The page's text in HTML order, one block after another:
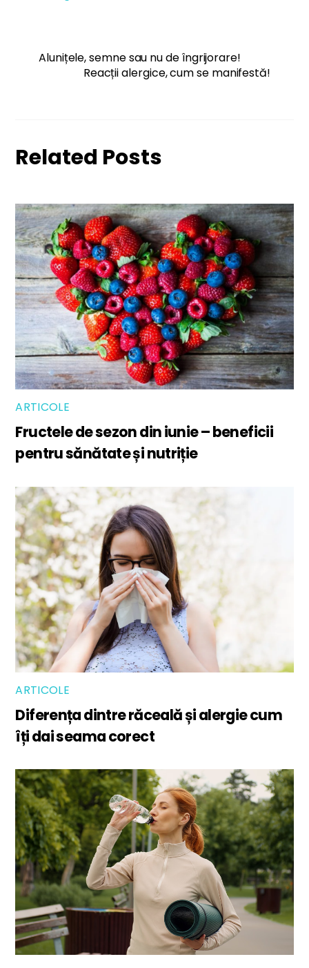
Alunițele, semne sau nu de îngrijorare!
Reacții alergice, cum se manifestă!
Related Posts
ARTICOLE
Fructele de sezon din iunie – beneficii
pentru sănătate și nutriție
ARTICOLE
Diferența dintre răceală și alergie cum
îți dai seama corect